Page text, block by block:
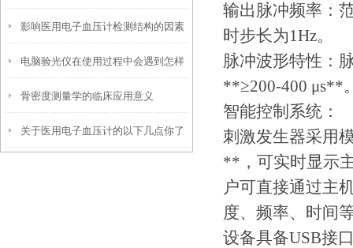
呢？
影响医用电子血压计检测结构的因素
有哪些？
电脑验光仪在使用过程中会遇到怎样
的问题呢？
骨密度测量学的临床应用意义
关于医用电子血压计的以下几点你了
输出脉冲频率：
时步长为1Hz。
脉冲波形特性：
**≥200-400 μs**
智能控制系统：
刺激发生器采用
**，可实时显示
户可直接通过主
度、频率、时间
设备具备USB接